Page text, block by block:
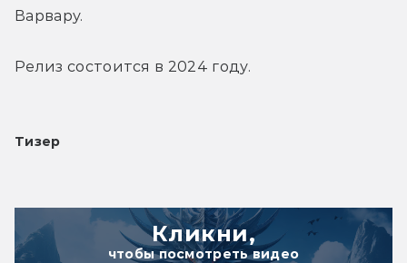
Варвару.
Релиз состоится в 2024 году.
Тизер
Кликни,
чтобы посмотреть видео